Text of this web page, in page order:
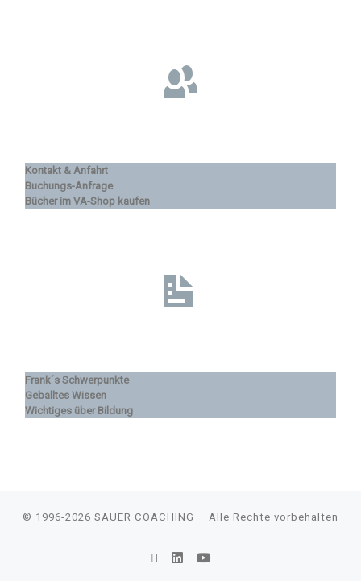
Kontakt & Anfahrt
Buchungs-Anfrage
Bücher im VA-Shop kaufen
Frank´s Schwerpunkte
Geballtes Wissen
Wichtiges über Bildung
© 1996-2026 SAUER COACHING – Alle Rechte vorbehalten